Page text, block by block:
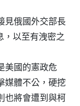
見俄國外交部長
，以至有洩密之
美國的憲政危
媒體不公，硬挖
也將會遭到與柯